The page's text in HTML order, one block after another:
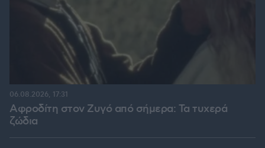
Αφροδίτη στον Ζυγό από σήμερα: Τα τυχερά
ζώδια
06.08.2026, 17:31